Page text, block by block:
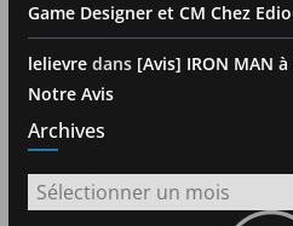
Game Designer et CM Chez
lelievredans [Avis] IRON MAN
Notre Avis
Archives
Archives